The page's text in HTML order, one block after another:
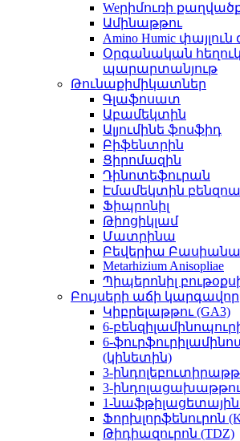
Weրիմուռի
Ամինաթթու
Amino Humic
Օրգանական հեղուկ
պարարտանյութ
Թունաքիմիկատներ
Գլաֆոսատ
Աբամեկտին
Ալյումինե ֆոսֆիդ
Բիֆենտրին
Ցիրոմազին
Դինոտեֆուրան
Էմամեկտին
Ֆիպրոնիլ
Թիոցիկլամ
Մատրինա
Բեվերիա Բասիանա
Metarhizium Anisopliae
Պիպերոնիլ
Բույսերի աճի
Կիբրելաթթու (GA3)
6-
6-
(կինետին)
3-
3-ինդոլացախաթթու
1-նաֆթիլացետային
Ֆորխլորֆենուրոն
Թիդիազուրոն (TDZ)